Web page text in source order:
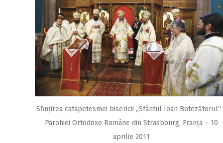
Sfințirea catapetesmei bisericii „Sfântul Ioan Botezătorul“
Parohiei Ortodoxe Române din Strasbourg, Franța – 10
aprilie 2011